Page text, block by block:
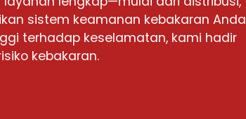
sistem keamanan kebakaran Anda
terhadap keselamatan, kami hadir
kebakaran.